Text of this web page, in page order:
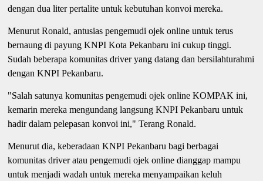
dengan dua liter pertalite untuk kebutuhan konvoi mereka.
Menurut Ronald, antusias pengemudi ojek online untuk terus
bernaung di payung KNPI Kota Pekanbaru ini cukup tinggi.
Sudah beberapa komunitas driver yang datang dan bersilahturahmi
dengan KNPI Pekanbaru.
"Salah satunya komunitas pengemudi ojek online KOMPAK ini,
kemarin mereka mengundang langsung KNPI Pekanbaru untuk
hadir dalam pelepasan konvoi ini," Terang Ronald.
Menurut dia, keberadaan KNPI Pekanbaru bagi berbagai
komunitas driver atau pengemudi ojek online dianggap mampu
untuk menjadi wadah untuk mereka menyampaikan keluh